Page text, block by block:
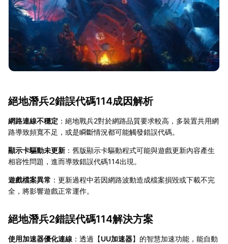
絕地潛兵2錯誤代碼114成因解析
網路連線不穩定 ：絕地戰兵2對於網路品質要求較高，多裝置共用網
路導致頻寬不足，或是瞬斷情況都可能觸發錯誤代碼。
顯示卡驅動未更新 ：舊版顯示卡驅動程式可能與遊戲更新內容產生
相容性問題，進而導致錯誤代碼114出現。
遊戲檔案異常 ：更新過程中若因網路波動造成檔案損毀或下載不完
全，將影響遊戲正常運作。
絕地潛兵2錯誤代碼114解決方案
使用加速器優化連線 ：透過【UU加速器】的智慧加速功能，能自動